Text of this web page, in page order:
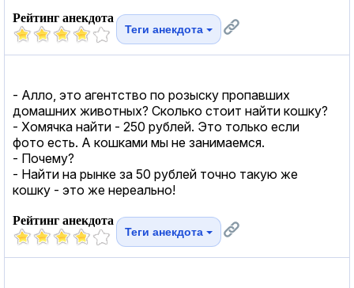
Рейтинг анекдота
Теги анекдота
- Алло, это агентство по розыску пропавших
домашних животных? Сколько стоит найти кошку?
- Хомячка найти - 250 рублей. Это только если
фото есть. А кошками мы не занимаемся.
- Почему?
- Найти на рынке за 50 рублей точно такую же
кошку - это же нереально!
Рейтинг анекдота
Теги анекдота